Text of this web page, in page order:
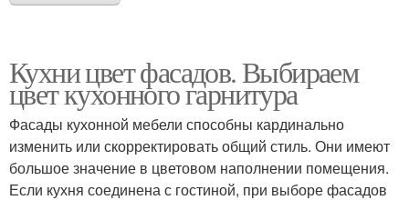
Кухни цвет фасадов. Выбираем
цвет кухонного гарнитура
Фасады кухонной мебели способны кардинально
изменить или скорректировать общий стиль. Они имеют
большое значение в цветовом наполнении помещения.
Если кухня соединена с гостиной, при выборе фасадов